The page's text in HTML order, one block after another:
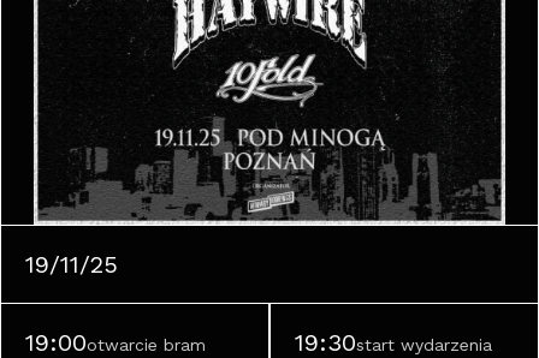
19/11/25
19:00otwarcie bram 19:30start wydarzenia